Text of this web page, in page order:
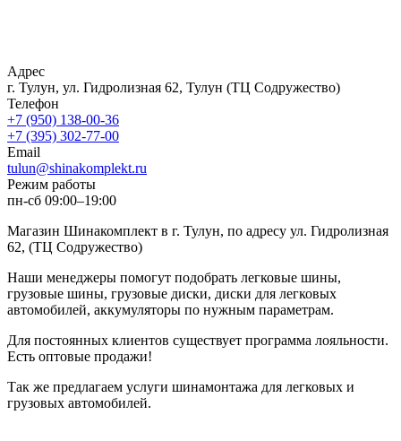
Адрес
г. Тулун, ул. Гидролизная 62, Тулун (ТЦ Содружество)
Телефон
+7 (950) 138-00-36
+7 (395) 302-77-00
Email
tulun@shinakomplekt.ru
Режим работы
пн-сб 09:00–19:00
Магазин Шинакомплект в г. Тулун, по адресу ул. Гидролизная
62, (ТЦ Содружество)
Наши менеджеры помогут подобрать легковые шины,
грузовые шины, грузовые диски, диски для легковых
автомобилей, аккумуляторы по нужным параметрам.
Для постоянных клиентов существует программа лояльности.
Есть оптовые продажи!
Так же предлагаем услуги шинамонтажа для легковых и
грузовых автомобилей.